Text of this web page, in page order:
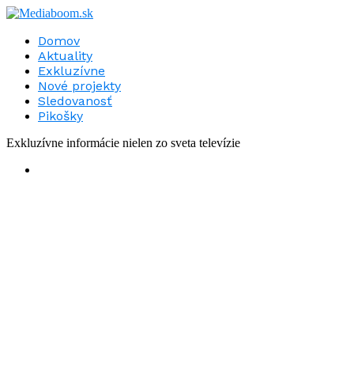
Domov
Aktuality
Exkluzívne
Nové projekty
Sledovanosť
Pikošky
Exkluzívne informácie nielen zo sveta televízie